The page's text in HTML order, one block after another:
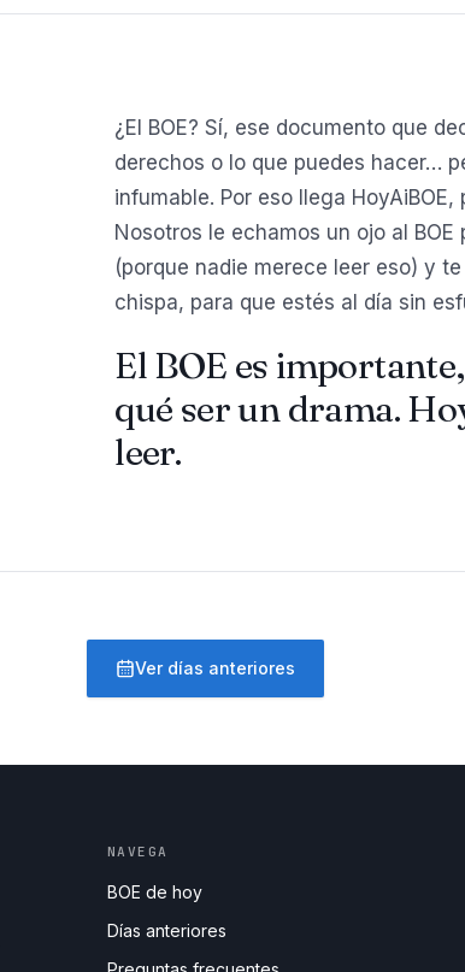
¿El BOE? Sí, ese documento que
derechos o lo que puedes hacer…
infumable. Por eso llega
Nosotros le echamos un ojo al
(porque nadie merece leer eso) y
chispa, para que estés al día sin
El BOE es
qué ser un drama.
leer.
Ver días anteriores
NAVEGA
BOE de hoy
Días anteriores